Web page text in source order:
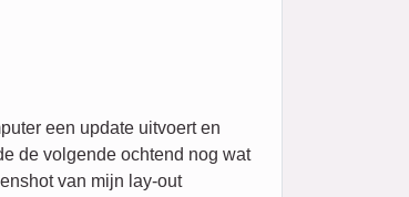
een update uitvoert en
de volgende ochtend nog wat
van mijn lay-out